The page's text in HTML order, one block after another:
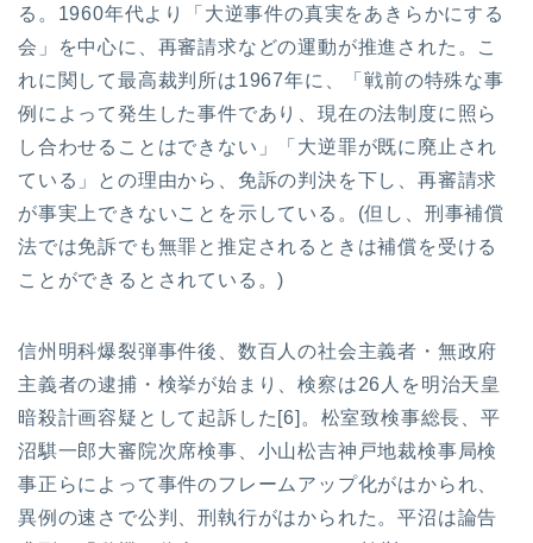
る。1960年代より「大逆事件の真実をあきらかにする
会」を中心に、再審請求などの運動が推進された。こ
れに関して最高裁判所は1967年に、「戦前の特殊な事
例によって発生した事件であり、現在の法制度に照ら
し合わせることはできない」「大逆罪が既に廃止され
ている」との理由から、免訴の判決を下し、再審請求
が事実上できないことを示している。(但し、刑事補償
法では免訴でも無罪と推定されるときは補償を受ける
ことができるとされている。)
信州明科爆裂弾事件後、数百人の社会主義者・無政府
主義者の逮捕・検挙が始まり、検察は26人を明治天皇
暗殺計画容疑として起訴した[6]。松室致検事総長、平
沼騏一郎大審院次席検事、小山松吉神戸地裁検事局検
事正らによって事件のフレームアップ化がはかられ、
異例の速さで公判、刑執行がはかられた。平沼は論告